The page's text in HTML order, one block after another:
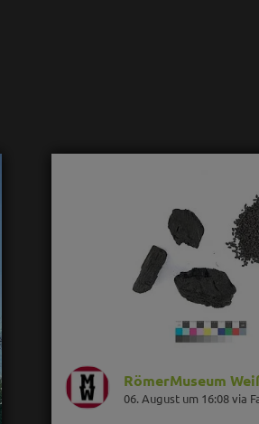
RömerMuseum
06. August um 16:08 via